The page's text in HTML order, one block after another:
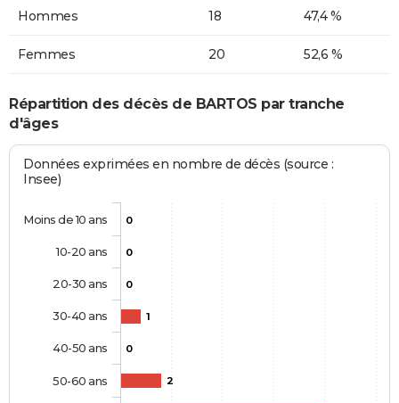
Hommes 18 47,4 %
Femmes 20 52,6 %
Répartition des décès de BARTOS par tranche
d'âges
Données exprimées en nombre de décès (source :
Insee)
0
0
0
1
0
2
Moins de 10 ans
10-20 ans
20-30 ans
30-40 ans
40-50 ans
50-60 ans